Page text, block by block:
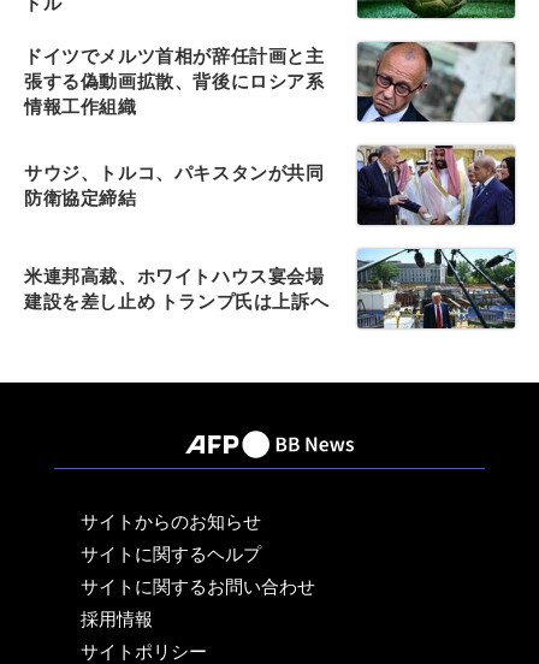
ドイツでメルツ首相が辞任計画と主
張する偽動画拡散、背後にロシア系
情報工作組織
サウジ、トルコ、パキスタンが共同
防衛協定締結
米連邦高裁、ホワイトハウス宴会場
建設を差し止め トランプ氏は上訴へ
サイトからのお知らせ
サイトに関するヘルプ
サイトに関するお問い合わせ
採用情報
サイトポリシー